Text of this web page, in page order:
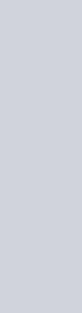
Dipetik
Zag
Mengatasinya
Anak